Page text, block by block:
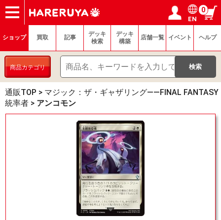
ショップ
買取
記事
デッキ検索
デッキ構築
選手一覧
店舗一覧
イベント
ヘルプ
お問い合わせ ログイン／会員登録
マイページ
EN
0
ショップ 買取 記事
デッキ
検索
デッキ
構築
店舗一覧 イベント ヘルプ
商品カテゴリ
通販TOP > マジック：ザ・ギャザリング——FINAL FANTASY
統率者 > アンコモン